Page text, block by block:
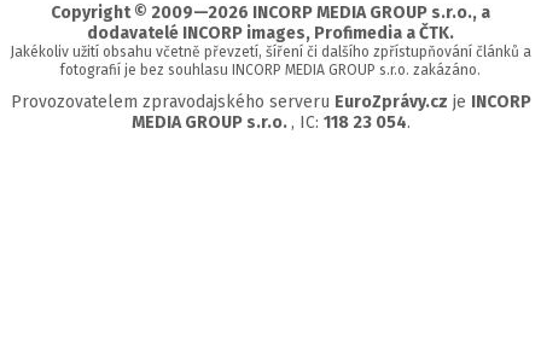
Copyright © 2009—2026 INCORP MEDIA GROUP s.r.o., a
dodavatelé INCORP images, Profimedia a ČTK.
Jakékoliv užití obsahu včetně převzetí, šíření či dalšího zpřístupňování článků a
fotografií je bez souhlasu INCORP MEDIA GROUP s.r.o. zakázáno.
Provozovatelem zpravodajského serveru EuroZprávy.cz je INCORP
MEDIA GROUP s.r.o. , IC: 118 23 054.